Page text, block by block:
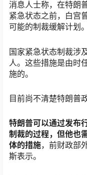
消息人士称，在特朗
紧急状态之前，白宫
可能的制裁缓解计划。
国家紧急状态制裁涉
人。这些措施是由时
施的。
目前尚不清楚特朗普
特朗普可以通过发布
制裁的过程，但他也
体的措施，前财政部
斯表示。